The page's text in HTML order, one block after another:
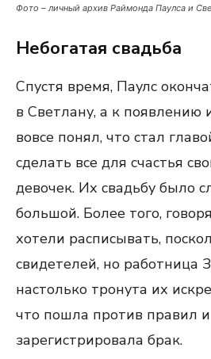
Фото – личный архив Раймонда Паулса и
Небогатая свадьба
Спустя время, Паулс
в Светлану, а к появлению
вовсе понял, что стал
сделать все для счастья
девочек. Их свадьбу было
большой. Более того,
хотели расписывать,
свидетелей, но работница
настолько тронута их
что пошла против правил и
зарегистрировала брак.